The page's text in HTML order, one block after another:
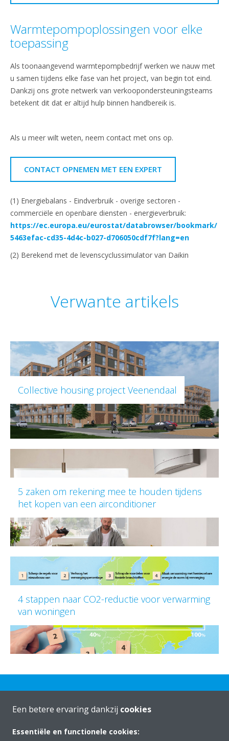
Warmtepompoplossingen voor elke
toepassing
Als toonaangevend warmtepompbedrijf werken we nauw met
u samen tijdens elke fase van het project, van begin tot eind.
Dankzij ons grote netwerk van verkoopondersteuningsteams
betekent dit dat er altijd hulp binnen handbereik is.
Als u meer wilt weten, neem contact met ons op.
CONTACT OPNEMEN MET EEN EXPERT
(1) Energiebalans - Eindverbruik - overige sectoren -
commerciële en openbare diensten - energieverbruik:
https://ec.europa.eu/eurostat/databrowser/bookmark/
5463efac-cd35-4d4c-b027-d706050cdf7f?lang=en
(2) Berekend met de levenscyclussimulator van Daikin
Verwante artikels
Collective housing project Veenendaal
5 zaken om rekening mee te houden tijdens
het kopen van een airconditioner
4 stappen naar CO2-reductie voor verwarming
van woningen
Over Daikin
Een betere ervaring dankzij cookies
Essentiële en functionele cookies: